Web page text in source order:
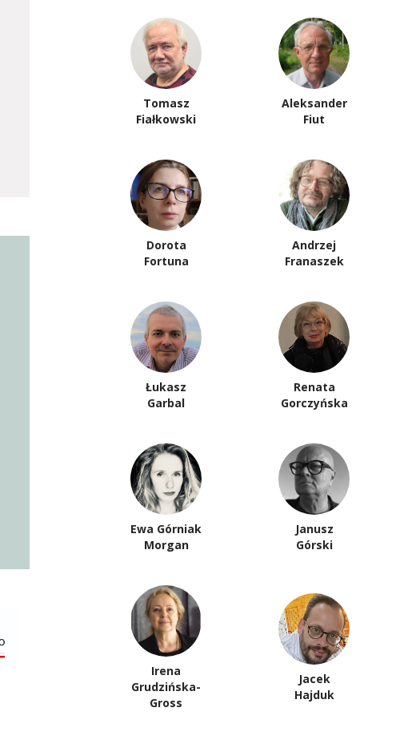
Tomasz
Fiałkowski
Aleksander
Fiut
Dorota
Fortuna
Andrzej
Franaszek
Łukasz
Garbal
Renata
Gorczyńska
Ewa Górniak
Morgan
Janusz
Górski
Irena
Grudzińska-
Gross
Jacek
Hajduk